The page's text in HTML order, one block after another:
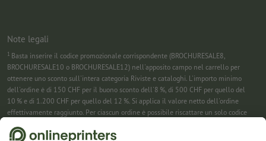
Note legali
1 Basta inserire il codice promozionale corrispondente (BROCHURESALE8,
BROCHURESALE10 o BROCHURESALE12) nell'apposito campo nel carrello per
ottenere uno sconto sull'intera categoria Riviste e cataloghi. L'importo minimo
dell'ordine è di 150 CHF per il buono sconto dell'8 %, di 500 CHF per quello del
10 % e di 1.200 CHF per quello del 12 %. Si applica il valore netto dell'ordine
effettivamente raggiunto. Per ciascun ordine è possibile riscattare un solo codice
con ulteriori iniziative promozionali. La promozione è valida fino al 31/08/2026